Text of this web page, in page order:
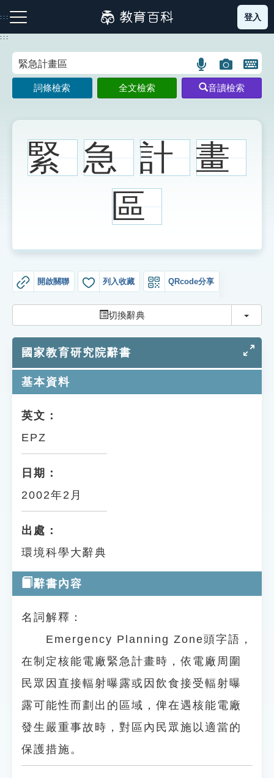
到
主
:::
注音索引圖示 筆畫索引圖示 部首索引表圖示
成語故事
索引選單
知識索引
生命大百科索引
遊戲專區
教學應用
貓頭鷹博士
登入
:::
語
言
搜
示
圖
片
搜
示
開
鍵
圖
詞條檢索 全文檢索 音讀檢索
緊 急 計 畫
區
開啟關聯 列入收藏 QRcode分享
切換辭典 切換
國家教育研究院辭書
基本資料
英文：
EPZ
日期：
2002年2月
出處：
環境科學大辭典
辭書內容
名詞解釋：
Emergency Planning Zone頭字語，
在制定核能電廠緊急計畫時，依電廠周圍
民眾因直接輻射曝露或因飲食接受輻射曝
露可能性而劃出的區域，俾在遇核能電廠
發生嚴重事故時，對區內民眾施以適當的
保護措施。